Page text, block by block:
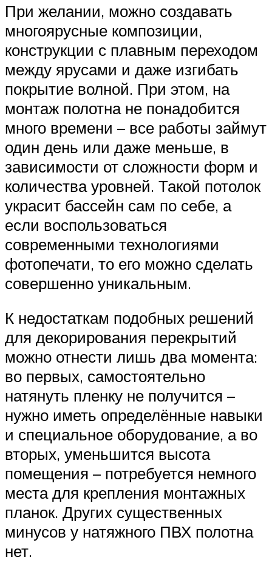
При желании, можно создавать
многоярусные композиции,
конструкции с плавным переходом
между ярусами и даже изгибать
покрытие волной. При этом, на
монтаж полотна не понадобится
много времени – все работы займут
один день или даже меньше, в
зависимости от сложности форм и
количества уровней. Такой потолок
украсит бассейн сам по себе, а
если воспользоваться
современными технологиями
фотопечати, то его можно сделать
совершенно уникальным.
К недостаткам подобных решений
для декорирования перекрытий
можно отнести лишь два момента:
во первых, самостоятельно
натянуть пленку не получится –
нужно иметь определённые навыки
и специальное оборудование, а во
вторых, уменьшится высота
помещения – потребуется немного
места для крепления монтажных
планок. Других существенных
минусов у натяжного ПВХ полотна
нет.